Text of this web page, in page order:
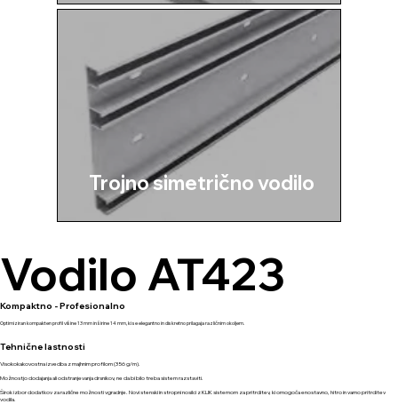
Trojno simetrično vodilo
Vodilo AT423
Kompaktno - Profesionalno
Optimiziran kompakten profil višine 13 mm in širine 14 mm, ki se elegantno in diskretno prilagaja različnim okoljem.
Tehnične lastnosti
Visokokakovostna izvedba z majhnim profilom (356 g/m).
Možnostjo dodajanja ali odstranjevanja drsnikov, ne da bi bilo treba sistem razstaviti.
Širok izbor dodatkov za različne možnosti vgradnje. Novi stenski in stropni nosilci z KLIK sistemom za pritrditev, ki omogoča enostavno, hitro in varno pritrditev
vodila.